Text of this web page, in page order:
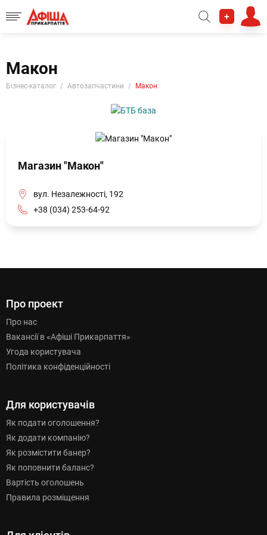
+
Макон
Бізнес-каталог Автозапчастини Макон
Магазин "Макон"
вул. Незалежності, 192
+38 (034) 253-64-92
Про проект
Про нас
Вакансії в «Афіші Прикарпаття»
Угода користувача
Політика конфіденційності
Для користувачів
Як подати оголошення?
Як додати компанію?
Як розмістити банер?
Як поповнити баланс?
Вартість оголошень
Правила розміщення